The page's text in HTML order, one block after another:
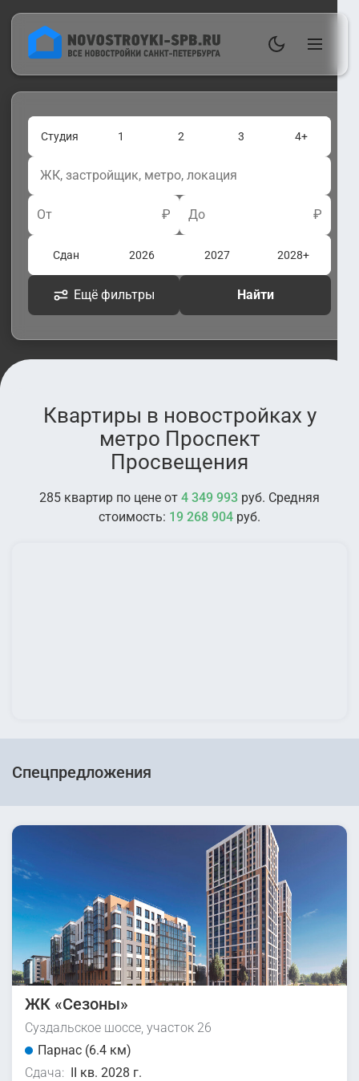
Студия 1 2 3 4+
От ₽ До ₽
Сдан 2026 2027 2028+
Ещё фильтры Найти
Квартиры в новостройках у
метро Проспект
Просвещения
285 квартир по цене от 4 349 993 руб. Средняя
стоимость: 19 268 904 руб.
Спецпредложения
ЖК «Сезоны»
Суздальское шоссе, участок 26
Парнас (6.4 км)
Сдача: II кв. 2028 г.